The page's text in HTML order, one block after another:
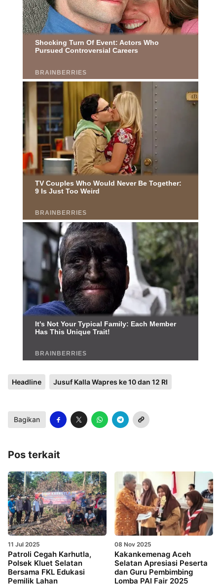
Headline Jusuf Kalla Wapres ke 10 dan 12 RI
Bagikan
Pos terkait
11 Jul 2025
Patroli Cegah Karhutla,
Polsek Kluet Selatan
Bersama FKL Edukasi
Pemilik Lahan
08 Nov 2025
Kakankemenag Aceh
Selatan Apresiasi Peserta
dan Guru Pembimbing
Lomba PAI Fair 2025